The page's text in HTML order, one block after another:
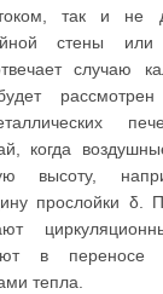
так и не
стены или
случаю
когда
высоту,
прослойки δ.
в
тепла.